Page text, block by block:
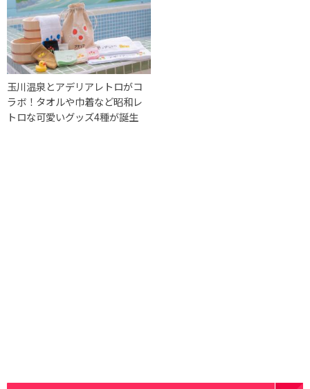
⽟川温泉とアデリアレトロがコ
ラボ！タオルや巾着など昭和レ
トロな可愛いグッズ4種が誕生